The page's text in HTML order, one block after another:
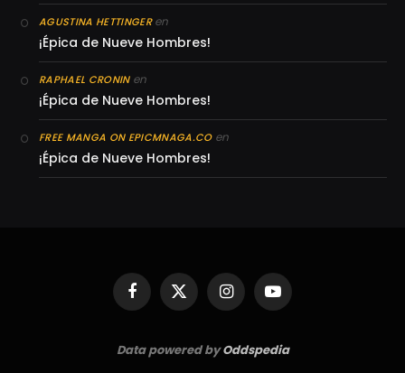
AGUSTINA HETTINGERen
¡Épica de Nueve Hombres!
RAPHAEL CRONINen
¡Épica de Nueve Hombres!
FREE MANGA ON EPICMNAGA.COen
¡Épica de Nueve Hombres!
Facebook
X
(Twitter)
InstagramYouTube
Data powered byOddspedia